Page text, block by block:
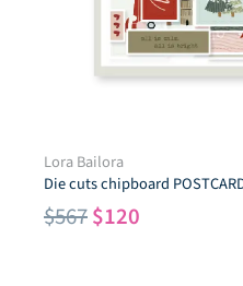
Lora Bailora
Die cuts chipboard POSTCARDS
567El
$120El